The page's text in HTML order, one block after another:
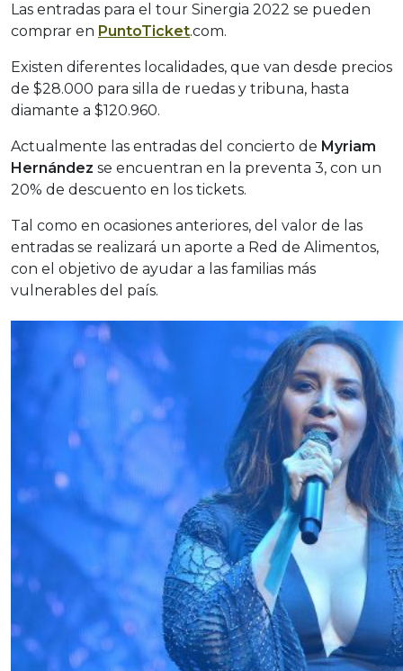
Las entradas para el tour Sinergia 2022 se pueden
comprar en PuntoTicket.com.
Existen diferentes localidades, que van desde precios
de $28.000 para silla de ruedas y tribuna, hasta
diamante a $120.960.
Actualmente las entradas del concierto de Myriam
Hernández se encuentran en la preventa 3, con un
20% de descuento en los tickets.
Tal como en ocasiones anteriores, del valor de las
entradas se realizará un aporte a Red de Alimentos,
con el objetivo de ayudar a las familias más
vulnerables del país.